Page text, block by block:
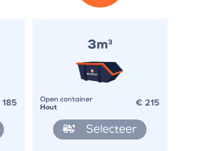
185
3m3
Open container
Hout
€ 215
Selecteer